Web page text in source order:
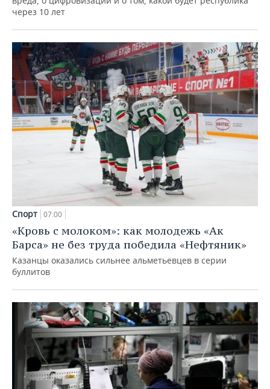
через 10 лет
Спорт 07:00
«Кровь с молоком»: как молодежь «Ак
Барса» не без труда победила «Нефтяник»
Казанцы оказались сильнее альметьевцев в серии
буллитов